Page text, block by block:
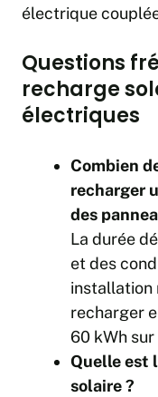
électrique
Questions
recharge
électriques
Combien
recharger
des
La durée
et des
installation
recharger
60 kWh
Quelle est
solaire ?